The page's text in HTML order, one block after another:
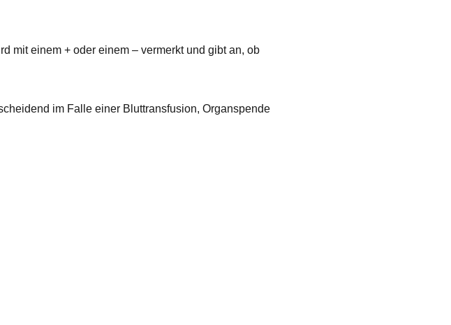
mit einem + oder einem – vermerkt und gibt an, ob
im Falle einer Bluttransfusion, Organspende